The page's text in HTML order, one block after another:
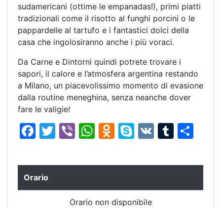
sudamericani (ottime le empanadas!), primi piatti
tradizionali come il risotto al funghi porcini o le
pappardelle al tartufo e i fantastici dolci della
casa che ingolosiranno anche i più voraci.
Da Carne e Dintorni quindi potrete trovare i
sapori, il calore e l’atmosfera argentina restando
a Milano, un piacevolissimo momento di evasione
dalla routine meneghina, senza neanche dover
fare le valigie!
F
c
e
b
T
itt
Vi
er
W
at
A
O
n
kl
S
y
e
V
T
m
r
n
vi
Orario
Orario non disponibile